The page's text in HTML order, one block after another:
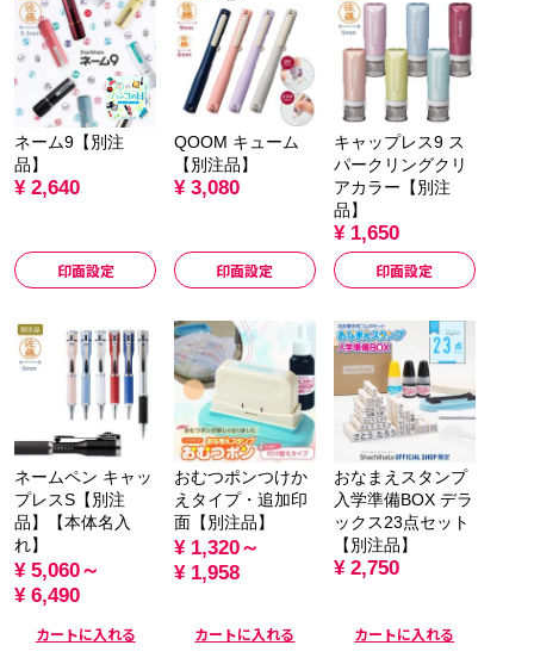
ネーム9【別注
品】
¥ 2,640
印面設定
QOOM キューム
【別注品】
¥ 3,080
印面設定
キャップレス9 ス
パークリングクリ
アカラー【別注
品】
¥ 1,650
印面設定
ネームペン キャッ
プレスS【別注
品】【本体名入
れ】
¥ 5,060～
¥ 6,490
カートに入れる
おむつポンつけか
えタイプ・追加印
面【別注品】
¥ 1,320～
¥ 1,958
カートに入れる
おなまえスタンプ
入学準備BOX デラ
ックス23点セット
【別注品】
¥ 2,750
カートに入れる